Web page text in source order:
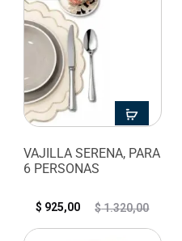
VAJILLA SERENA, PARA
6 PERSONAS
$1.320,00
$ 925,00